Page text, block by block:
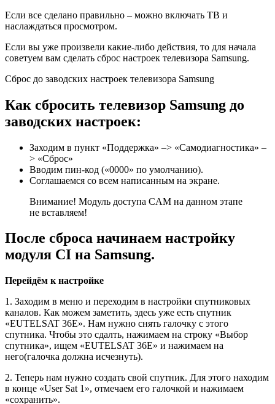
Если все сделано правильно – можно включать ТВ и
наслаждаться просмотром.
Если вы уже произвели какие-либо действия, то для начала
советуем вам сделать сброс настроек телевизора Samsung.
Сброс до заводских настроек телевизора Samsung
Как сбросить телевизор Samsung до
заводских настроек:
Заходим в пункт «Поддержка» –> «Самодиагностика» –
> «Сброс»
Вводим пин-код («0000» по умолчанию).
Соглашаемся со всем написанным на экране.
Внимание! Модуль доступа CAM на данном этапе
не вставляем!
После сброса начинаем настройку
модуля CI на Samsung.
Перейдём к настройке
1. Заходим в меню и переходим в настройки спутниковых
каналов. Как можем заметить, здесь уже есть спутник
«EUTELSAT 36E». Нам нужно снять галочку с этого
спутника. Чтобы это сдалть, нажимаем на строку «Выбор
спутника», ищем «EUTELSAT 36E» и нажимаем на
него(галочка должна исчезнуть).
2. Теперь нам нужно создать свой спутник. Для этого находим
в конце «User Sat 1», отмечаем его галочкой и нажимаем
«сохранить».